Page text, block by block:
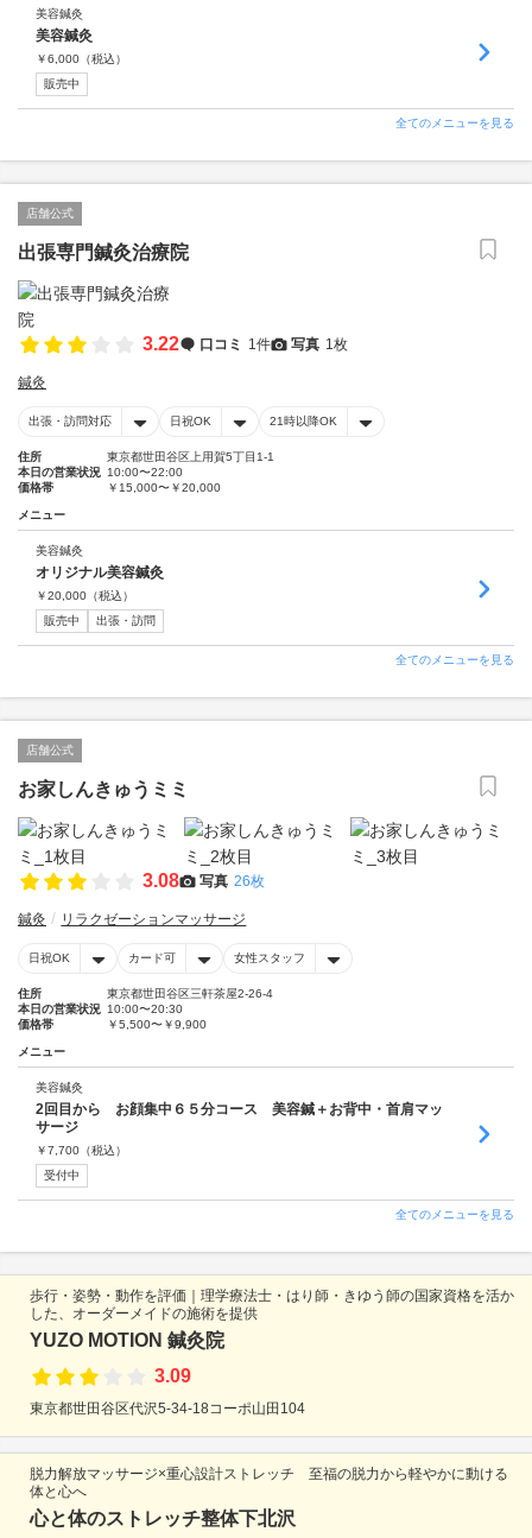
美容鍼灸
美容鍼灸
￥6,000 （税込）
販売中
全てのメニューを見る
店舗公式
出張専門鍼灸治療院
3.22 口コミ 1件 写真 1枚
鍼灸
出張・訪問対応 日祝OK 21時以降OK
住所
東京都世田谷区上用賀5丁目1-1
本日の営業状況 10:00〜22:00
価格帯
￥15,000〜￥20,000
メニュー
美容鍼灸
オリジナル美容鍼灸
￥20,000 （税込）
販売中
出張・訪問
全てのメニューを見る
店舗公式
お家しんきゅうミミ
3.08 写真 26枚
鍼灸 リラクゼーションマッサージ
日祝OK カード可 女性スタッフ
住所
東京都世田谷区三軒茶屋2-26-4
本日の営業状況 10:00〜20:30
価格帯
￥5,500〜￥9,900
メニュー
美容鍼灸
2回目から お顔集中６５分コース 美容鍼＋お背中・首肩マッ
サージ
￥7,700 （税込）
受付中
全てのメニューを見る
歩行・姿勢・動作を評価｜理学療法士・はり師・きゆう師の国家資格を活か
した、オーダーメイドの施術を提供
YUZO MOTION 鍼灸院
3.09
東京都世田谷区代沢5-34-18コーポ山田104
脱力解放マッサージ×重心設計ストレッチ 至福の脱力から軽やかに動ける
体と心へ
心と体のストレッチ整体下北沢